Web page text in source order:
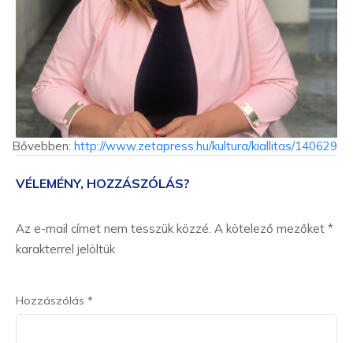
Bővebben: http://www.zetapress.hu/kultura/kiallitas/140629
VÉLEMÉNY, HOZZÁSZÓLÁS?
Az e-mail címet nem tesszük közzé. A kötelező mezőket *
karakterrel jelöltük
Hozzászólás *